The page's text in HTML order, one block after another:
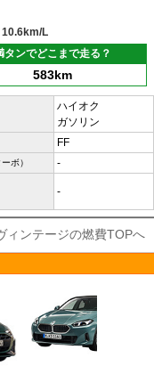
10.6km/L
タンでどこまで走る？
583km
ハイオク
ガソリン
FF
ボ） -
-
ィンテージの燃費TOPへ